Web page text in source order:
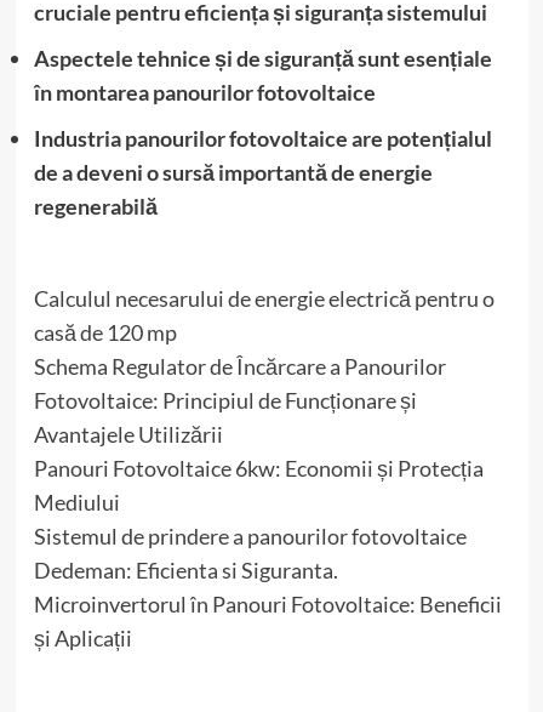
cruciale pentru eficiența și siguranța sistemului
Aspectele tehnice și de siguranță sunt esențiale
în montarea panourilor fotovoltaice
Industria panourilor fotovoltaice are potențialul
de a deveni o sursă importantă de energie
regenerabilă
Calculul necesarului de energie electrică pentru o
casă de 120 mp
Schema Regulator de Încărcare a Panourilor
Fotovoltaice: Principiul de Funcționare și
Avantajele Utilizării
Panouri Fotovoltaice 6kw: Economii și Protecția
Mediului
Sistemul de prindere a panourilor fotovoltaice
Dedeman: Eficienta si Siguranta.
Microinvertorul în Panouri Fotovoltaice: Beneficii
și Aplicații